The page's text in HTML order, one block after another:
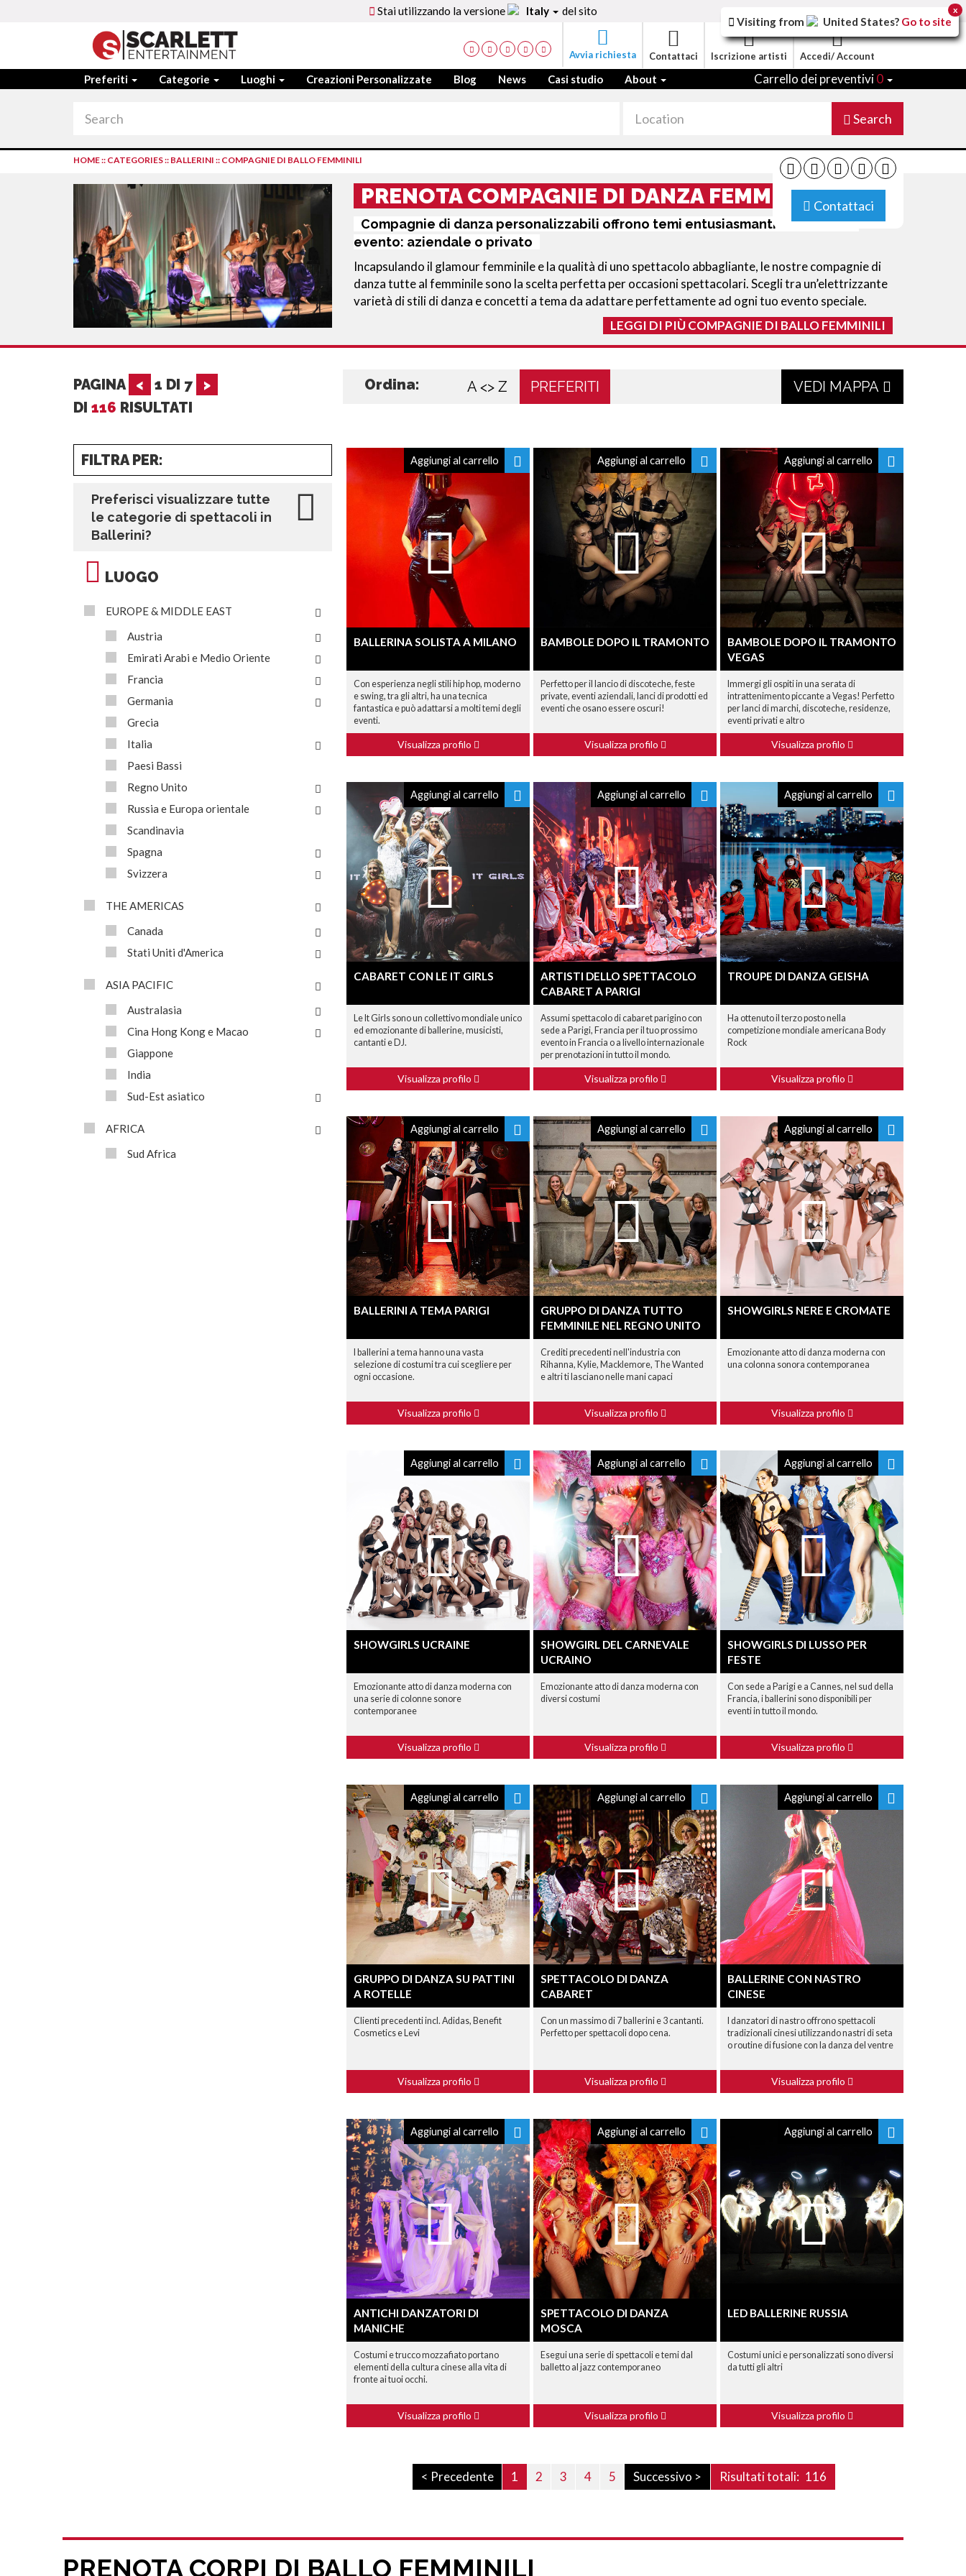
Stai utilizzando la versione Italy del sito
Avvia richiesta Contattaci Iscrizione artisti Accedi/ Account
Preferiti Categorie Luoghi Creazioni Personalizzate Blog News Casi studio About Carrello dei preventivi0
Search
Contattaci
HOME:: CATEGORIES:: BALLERINI :: COMPAGNIE DI BALLO FEMMINILI
PRENOTA COMPAGNIE DI DANZA FEMMINILI
Compagnie di danza personalizzabili offrono temi entusiasmanti adatti al tuo
evento: aziendale o privato
Incapsulando il glamour femminile e la qualità di uno spettacolo abbagliante, le nostre compagnie di
danza tutte al femminile sono la scelta perfetta per occasioni spettacolari. Scegli tra un’elettrizzante
varietà di stili di danza e concetti a tema da adattare perfettamente ad ogni tuo evento speciale.
LEGGI DI PIÙ COMPAGNIE DI BALLO FEMMINILI
PAGINA < 1 DI 7
>
DI 116 RISULTATI
Ordina: A <> Z PREFERITI VEDI MAPPA
FILTRA PER:
Preferisci visualizzare tutte
le categorie di spettacoli in
Ballerini?
LUOGO
EUROPE & MIDDLE EAST
Austria
Emirati Arabi e Medio Oriente
Francia
Germania
Grecia
Italia
Paesi Bassi
Regno Unito
Russia e Europa orientale
Scandinavia
Spagna
Svizzera
THE AMERICAS
Canada
Stati Uniti d'America
ASIA PACIFIC
Australasia
Cina Hong Kong e Macao
Giappone
India
Sud-Est asiatico
AFRICA
Sud Africa
Aggiungi al carrello
BALLERINA SOLISTA A MILANO
Con esperienza negli stili hip hop, moderno
e swing, tra gli altri, ha una tecnica
fantastica e può adattarsi a molti temi degli
eventi.
Visualizza profilo
Aggiungi al carrello
BAMBOLE DOPO IL TRAMONTO
Perfetto per il lancio di discoteche, feste
private, eventi aziendali, lanci di prodotti ed
eventi che osano essere oscuri!
Visualizza profilo
Aggiungi al carrello
BAMBOLE DOPO IL TRAMONTO
VEGAS
Immergi gli ospiti in una serata di
intrattenimento piccante a Vegas! Perfetto
per lanci di marchi, discoteche, residenze,
eventi privati e altro
Visualizza profilo
Aggiungi al carrello
CABARET CON LE IT GIRLS
Le It Girls sono un collettivo mondiale unico
ed emozionante di ballerine, musicisti,
cantanti e DJ.
Visualizza profilo
Aggiungi al carrello
ARTISTI DELLO SPETTACOLO
CABARET A PARIGI
Assumi spettacolo di cabaret parigino con
sede a Parigi, Francia per il tuo prossimo
evento in Francia o a livello internazionale
per prenotazioni in tutto il mondo.
Visualizza profilo
Aggiungi al carrello
TROUPE DI DANZA GEISHA
Ha ottenuto il terzo posto nella
competizione mondiale americana Body
Rock
Visualizza profilo
Aggiungi al carrello
BALLERINI A TEMA PARIGI
I ballerini a tema hanno una vasta
selezione di costumi tra cui scegliere per
ogni occasione.
Visualizza profilo
Aggiungi al carrello
GRUPPO DI DANZA TUTTO
FEMMINILE NEL REGNO UNITO
Crediti precedenti nell'industria con
Rihanna, Kylie, Macklemore, The Wanted
e altri ti lasciano nelle mani capaci
Visualizza profilo
Aggiungi al carrello
SHOWGIRLS NERE E CROMATE
Emozionante atto di danza moderna con
una colonna sonora contemporanea
Visualizza profilo
Aggiungi al carrello
SHOWGIRLS UCRAINE
Emozionante atto di danza moderna con
una serie di colonne sonore
contemporanee
Visualizza profilo
Aggiungi al carrello
SHOWGIRL DEL CARNEVALE
UCRAINO
Emozionante atto di danza moderna con
diversi costumi
Visualizza profilo
Aggiungi al carrello
SHOWGIRLS DI LUSSO PER
FESTE
Con sede a Parigi e a Cannes, nel sud della
Francia, i ballerini sono disponibili per
eventi in tutto il mondo.
Visualizza profilo
Aggiungi al carrello
GRUPPO DI DANZA SU PATTINI
A ROTELLE
Clienti precedenti incl. Adidas, Benefit
Cosmetics e Levi
Visualizza profilo
Aggiungi al carrello
SPETTACOLO DI DANZA
CABARET
Con un massimo di 7 ballerini e 3 cantanti.
Perfetto per spettacoli dopo cena.
Visualizza profilo
Aggiungi al carrello
BALLERINE CON NASTRO
CINESE
I danzatori di nastro offrono spettacoli
tradizionali cinesi utilizzando nastri di seta
o routine di fusione con la danza del ventre
Visualizza profilo
Aggiungi al carrello
ANTICHI DANZATORI DI
MANICHE
Costumi e trucco mozzafiato portano
elementi della cultura cinese alla vita di
fronte ai tuoi occhi.
Visualizza profilo
Aggiungi al carrello
SPETTACOLO DI DANZA
MOSCA
Esegui una serie di spettacoli e temi dal
balletto al jazz contemporaneo
Visualizza profilo
Aggiungi al carrello
LED BALLERINE RUSSIA
Costumi unici e personalizzati sono diversi
da tutti gli altri
Visualizza profilo
< Precedente 1 2 3 4 5 Successivo > Risultati totali: 116
PRENOTA CORPI DI BALLO FEMMINILI
Visiting from United States? Go to site
x